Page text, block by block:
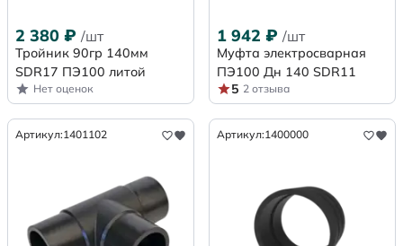
2 380 ₽ /шт
Тройник 90гр 140мм
SDR17 ПЭ100 литой
Нет оценок
1 942 ₽ /шт
Муфта электросварная
ПЭ100 Дн 140 SDR11
5 2 отзыва
Артикул:1401102 Артикул:1400000